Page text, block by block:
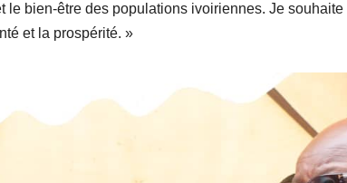
le bien-être des populations ivoiriennes. Je souhaite
et la prospérité. »